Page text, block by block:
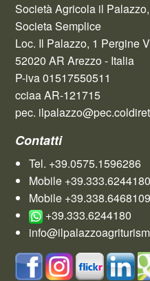
Società Agricola il Palazzo,
Societa Semplice
Loc. Il Palazzo, 1 Pergine
52020 AR Arezzo - Italia
P-iva 01517550511
cciaa AR-121715
pec.
Contatti
Tel. +39.0575.1596286
Mobile +39.333.6244180
Mobile +39.338.6468109
+39.333.6244180